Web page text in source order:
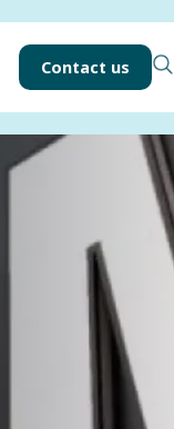
Contact us